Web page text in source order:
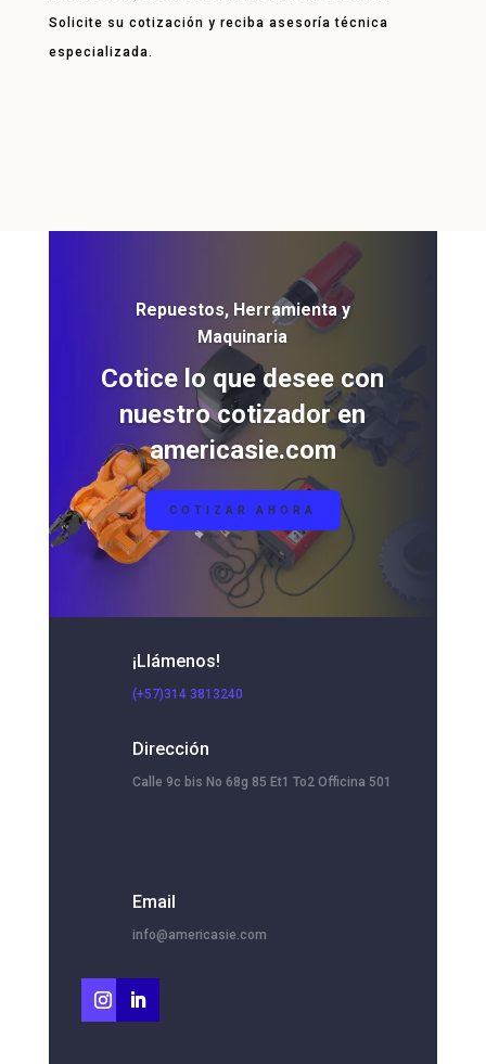
Solicite su cotización y reciba asesoría técnica
especializada.
Repuestos, Herramienta y
Maquinaria
Cotice lo que desee con
nuestro cotizador en
americasie.com
COTIZAR AHORA
¡Llámenos!
(+57)314 3813240
Dirección
Calle 9c bis No 68g 85 Et1 To2 Officina 501
Email
info@americasie.com